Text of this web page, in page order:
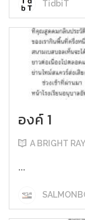
TidbiT
องค์ 1
A BRIGHT
...